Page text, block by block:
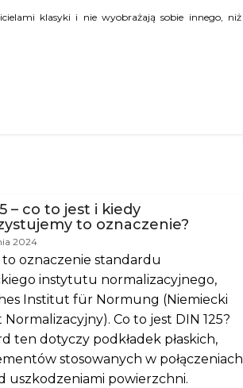
klasyki i nie wyobrażają sobie innego, niż
– co to jest i kiedy
to oznaczenie?
2024
to oznaczenie standardu
instytutu normalizacyjnego,
Institut für Normung (Niemiecki
Co to jest DIN 125?
ten dotyczy podkładek płaskich,
stosowanych w połączeniach
uszkodzeniami powierzchni.